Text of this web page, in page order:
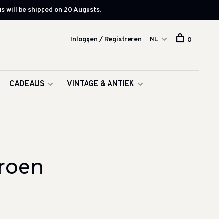
will be shipped on 20 Augusts.
CADEAUS
VINTAGE & ANTIEK
Inloggen / Registreren NL 0